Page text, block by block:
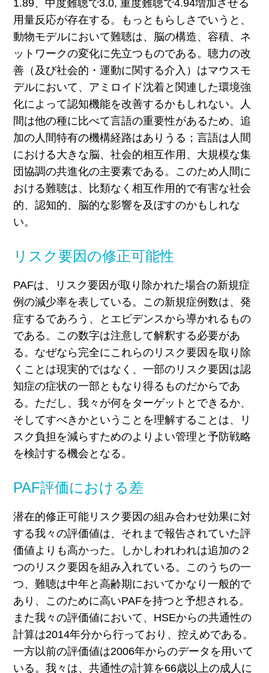
1.89、中度難聴で3.0, 重度難聴で4.94増加させる
用量反応が存在する。もっともらしさでいうと、
動物モデルにおいて難聴は、脳の構造、容積、ネ
ットワークの変化に先立つものである。聴力の改
善（及び社会的・運動に関する介入）はマウスモ
デルにおいて、アミロイド沈着と関連した環境強
化によって認知機能を改善するかもしれない。人
間は他の種に比べて言語の重要性があるため、追
加の人間特有の機構経路はありうる；言語は人間
における大きな脳、社会的相互作用、大規模な集
団協調の共進化の主要素である。このため人間に
おける難聴は、比類なく相互作用的で有害な社会
的、認知的、脳的な影響を及ぼすのかもしれな
い。
リスク要因の修正可能性
PAFは、リスク要因が取り除かれた場合の新規症
例の減少率を表している。この新規症例数は、発
症するであろう、とエビデンスから導かれるもの
である。この数字は注意して解釈する必要があ
る。なぜなら完全にこれらのリスク要因を取り除
くことは現実的ではなく、一部のリスク要因は認
知症の症状の一部ともなり得るものだからであ
る。ただし、我々が何をターゲットとできるか、
そしてすべきかということを理解することは、リ
スク負担を減らすためのよりよい管理と予防戦略
を検討する機会となる。
PAF評価における差
潜在的修正可能リスク要因の組み合わせ効果に対
する我々の評価値は、それまで報告されていた評
価値よりも高かった。しかしわれわれは追加の２
つのリスク要因を組み入れている。このうちの一
つ、難聴は中年と高齢期においてかなり一般的で
あり、このために高いPAFを持つと予想される。
また我々の評価値において、HSEからの共通性の
計算は2014年分から行っており、控えめである。
一方以前の評価値は2006年からのデータを用いて
いる。我々は、共通性の計算を66歳以上の成人に